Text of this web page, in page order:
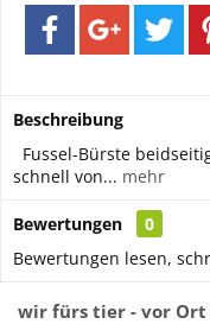
Beschreibung
Fussel-Bürste
schnell von... mehr
Bewertungen
0
Bewertungen lesen,
wir fürs tier - vor